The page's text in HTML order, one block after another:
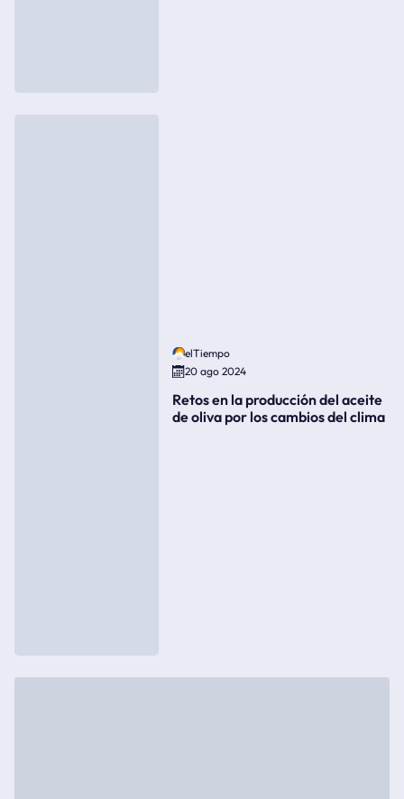
elTiempo
20 ago 2024
Retos en la producción del aceite
de oliva por los cambios del clima